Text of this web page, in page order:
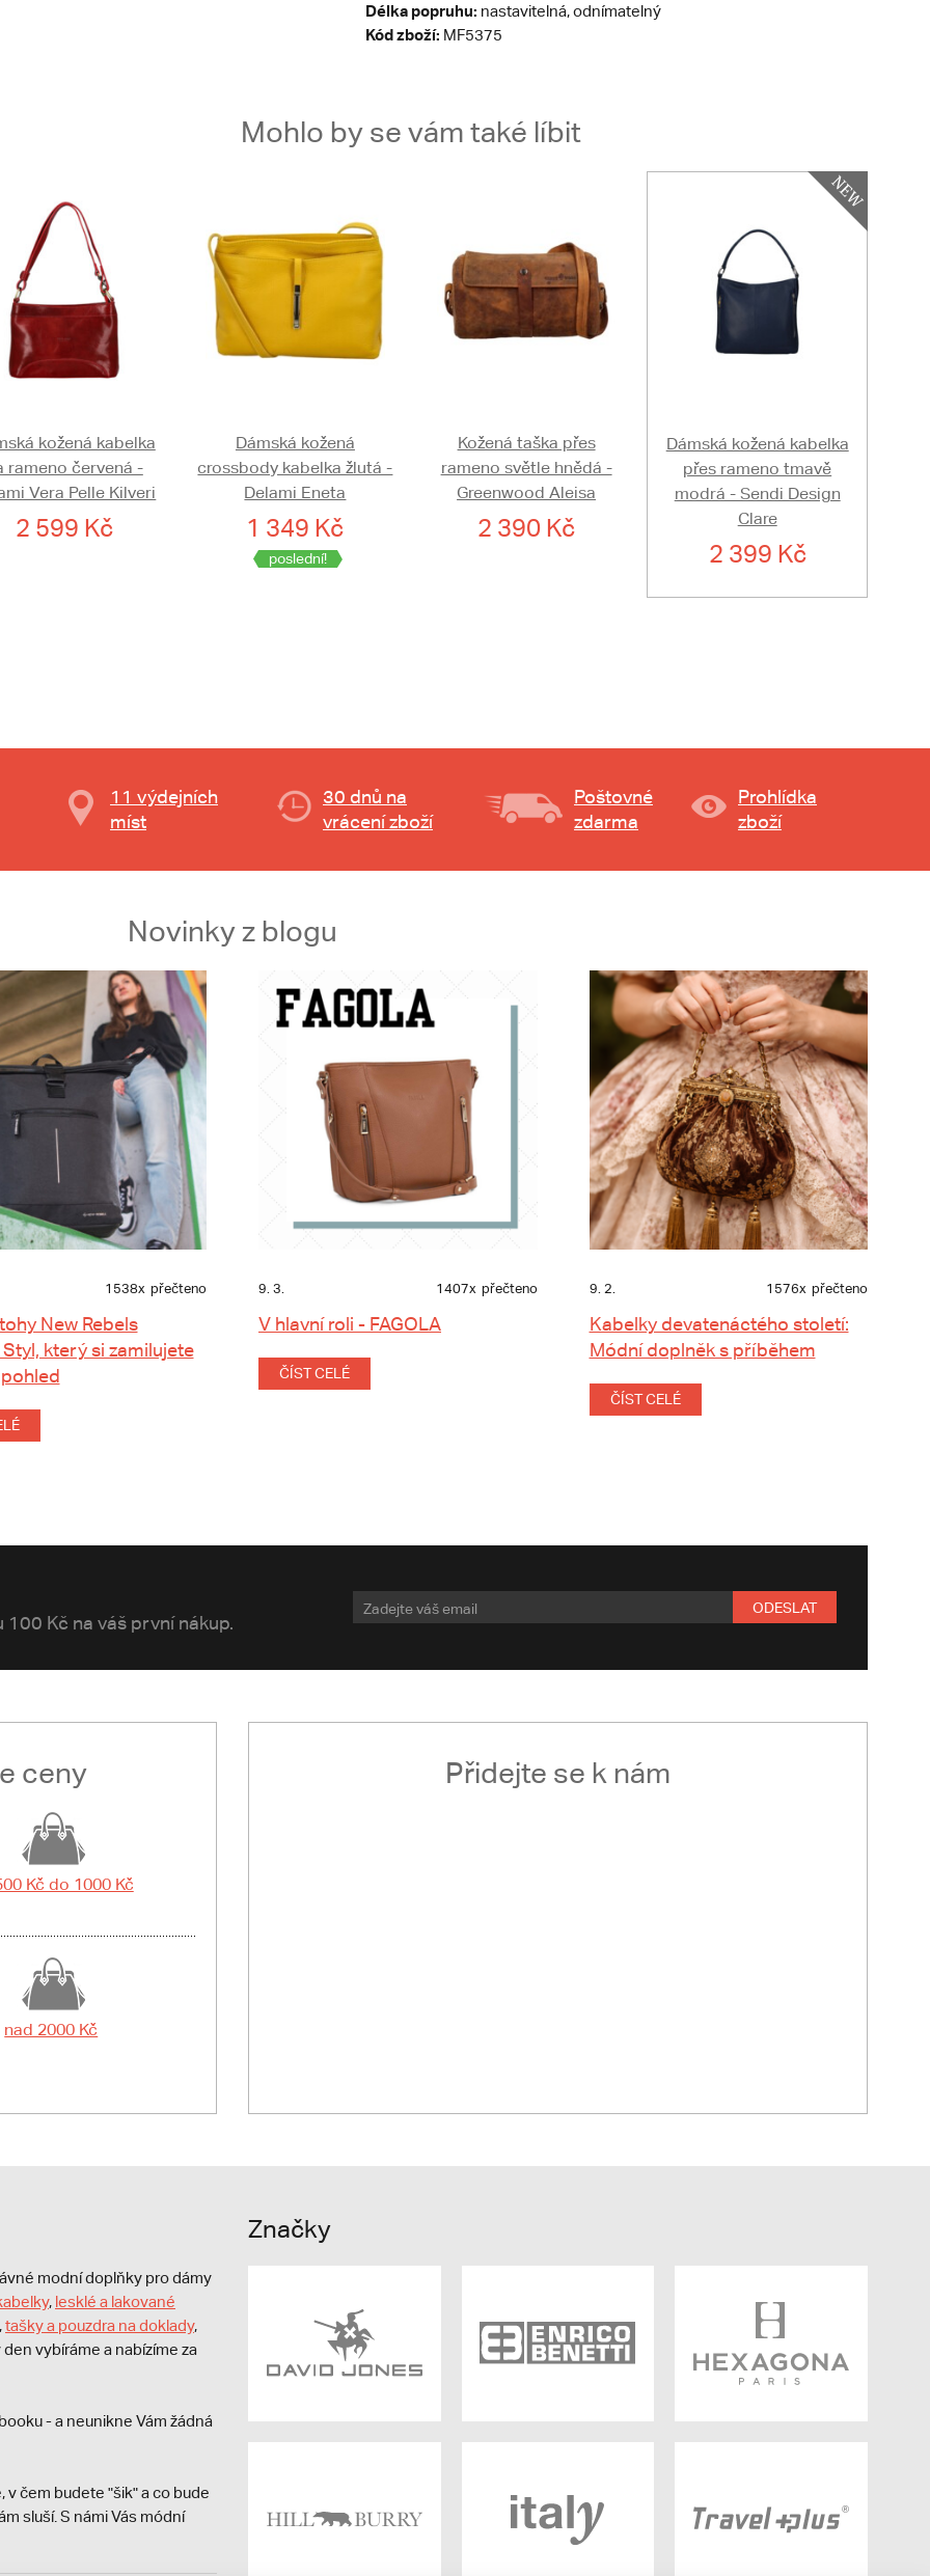
Délka popruhu: nastavitelná, odnímatelný
Kód zboží: MF5375
Mohlo by se vám také líbit
kožená kabelka
rameno červená -
Vera Pelle Kilveri
2 599 Kč
Dámská kožená
crossbody kabelka žlutá -
Delami Eneta
1 349 Kč
poslední!
Kožená taška přes
rameno světle hnědá -
Greenwood Aleisa
2 390 Kč
Dámská kožená kabelka
přes rameno tmavě
modrá - Sendi Design
Clare
2 399 Kč
11 výdejních
míst
30 dnů na
vrácení zboží
Poštovné
zdarma
Prohlídka
zboží
Novinky z blogu
1538x přečteno
New Rebels
který si zamilujete
9. 3. 1407x přečteno
V hlavní roli - FAGOLA
ČÍST CELÉ
9. 2. 1576x přečteno
Kabelky devatenáctého století:
Módní doplněk s příběhem
ČÍST CELÉ
Kč na váš první nákup.
ODESLAT
ceny
Kč do 1000 Kč
nad 2000 Kč
Přidejte se k nám
modní doplňky pro dámy
, lesklé a lakované
,tašky a pouzdra na doklady,
vybíráme a nabízíme za
- a neunikne Vám žádná
v čem budete "šik" a co bude
sluší. S námi Vás módní
Značky